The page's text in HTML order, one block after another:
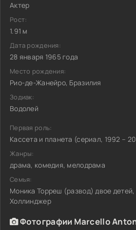
Актер
Рост:
1.91 м
Дата рождения:
28 января 1965 года
Место рождения:
Рио-де-Жанейро, Бразилия
Зодиак:
Водолей
Первая роль:
Кассета и планета (сериал, 1992 –
Жанры:
драма, комедия, мелодрама
Семья:
Моника Торреш (развод) двое
Холлинджер
Фотографии Marcello